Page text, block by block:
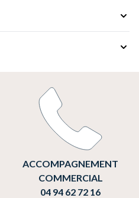
ACCOMPAGNEMENT
COMMERCIAL
04 94 62 72 16